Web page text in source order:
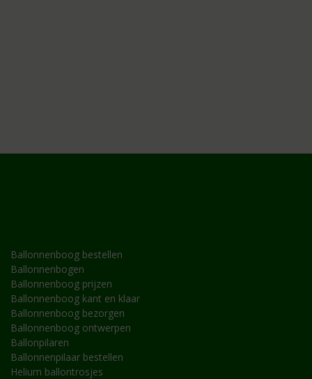
Ballonnenboog bestellen
Ballonnenbogen
Ballonnenboog prijzen
Ballonnenboog kant en klaar
Ballonnenboog bezorgen
Ballonnenboog ontwerpen
Ballonpilaren
Ballonnenpilaar bestellen
Helium ballontrosjes